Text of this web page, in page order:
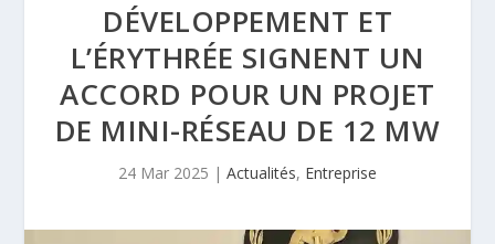
DÉVELOPPEMENT ET
L’ÉRYTHRÉE SIGNENT UN
ACCORD POUR UN PROJET
DE MINI-RÉSEAU DE 12 MW
24 Mar 2025 | Actualités, Entreprise